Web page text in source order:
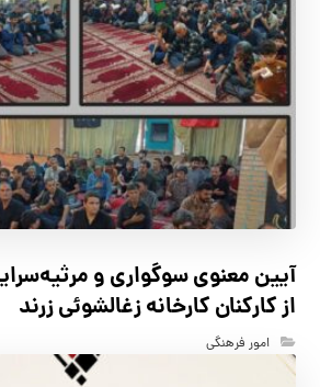
آیین معنوی سوگواری و
از کارکنان كارخانه زغالشوئي زرند
امور فرهنگی